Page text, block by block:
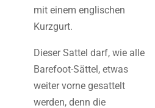
mit einem englischen
Kurzgurt.
Dieser Sattel darf, wie alle
Barefoot-Sättel, etwas
weiter vorne gesattelt
werden, denn die